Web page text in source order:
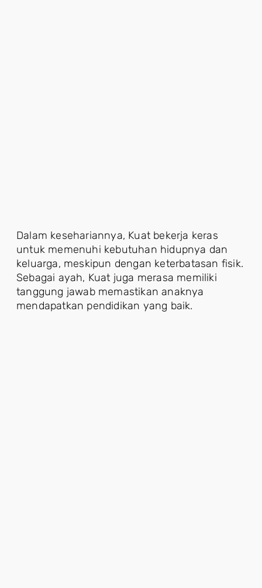
Dalam kesehariannya, Kuat bekerja keras
untuk memenuhi kebutuhan hidupnya dan
keluarga, meskipun dengan keterbatasan fisik.
Sebagai ayah, Kuat juga merasa memiliki
tanggung jawab memastikan anaknya
mendapatkan pendidikan yang baik.